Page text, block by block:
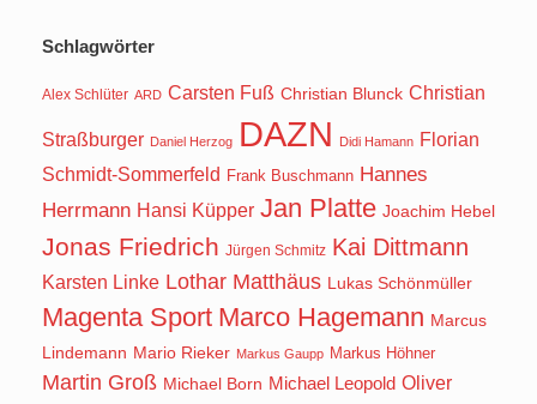
Schlagwörter
Alex Schlüter ARD Carsten Fuß Christian Blunck Christian
Straßburger Daniel Herzog DAZN Didi Hamann Florian
Schmidt-Sommerfeld Frank Buschmann Hannes
Herrmann Hansi Küpper Jan Platte Joachim Hebel
Jonas Friedrich Jürgen Schmitz Kai Dittmann
Karsten Linke Lothar Matthäus Lukas Schönmüller
Magenta Sport Marco Hagemann Marcus
Lindemann Mario Rieker Markus Gaupp Markus Höhner
Martin Groß Michael Born Michael Leopold Oliver